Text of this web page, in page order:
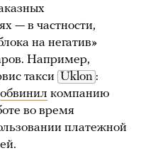
— в частности,
на негатив»
Например,
такси Uklon :
обвинил компанию
во время
платежной